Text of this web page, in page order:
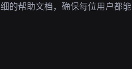
的帮助文档，确保每位用户都能